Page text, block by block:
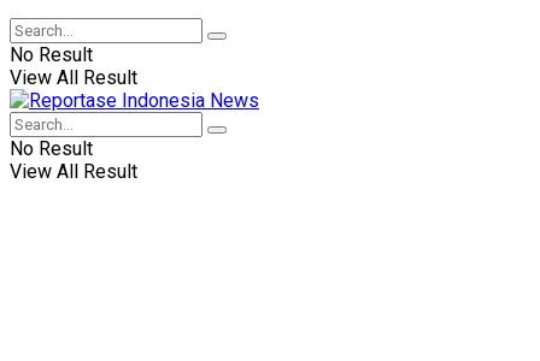
No Result
View All Result
No Result
View All Result